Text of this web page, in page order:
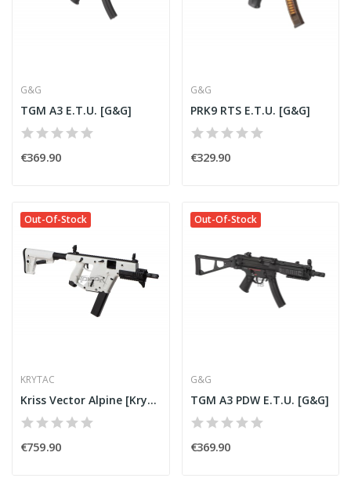
G&G
TGM A3 E.T.U. [G&G]
€369.90
G&G
PRK9 RTS E.T.U. [G&G]
€329.90
Out-Of-Stock
KRYTAC
Kriss Vector Alpine [Krytac]
€759.90
Out-Of-Stock
G&G
TGM A3 PDW E.T.U. [G&G]
€369.90